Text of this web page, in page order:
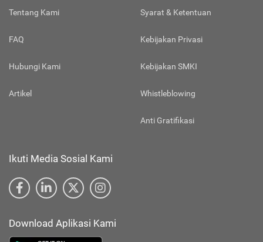
Tentang Kami
FAQ
Hubungi Kami
Artikel
Syarat & Ketentuan
Kebijakan Privasi
Kebijakan SMKI
Whistleblowing
Anti Gratifikasi
Ikuti Media Sosial Kami
Download Aplikasi Kami